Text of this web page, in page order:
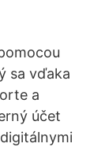
sa vďaka
a
účet